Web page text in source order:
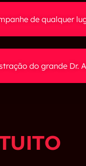
de qualquer
do grande Dr.